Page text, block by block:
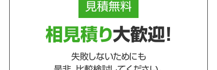
見積無料
相見積り大歓迎！
失敗しないためにも